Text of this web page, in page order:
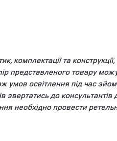
та
товару
умов освітлення під час
звертатись до
необхідно провести